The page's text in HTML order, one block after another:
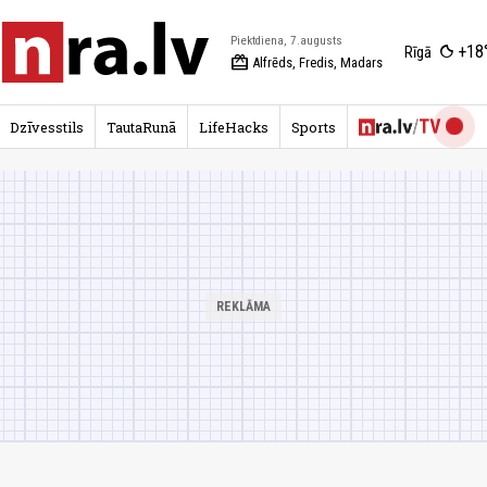
Piektdiena, 7.augusts
redeem Alfrēds, Fredis, Madars
Rīgā
Dzīvesstils TautaRunā LifeHacks Sports